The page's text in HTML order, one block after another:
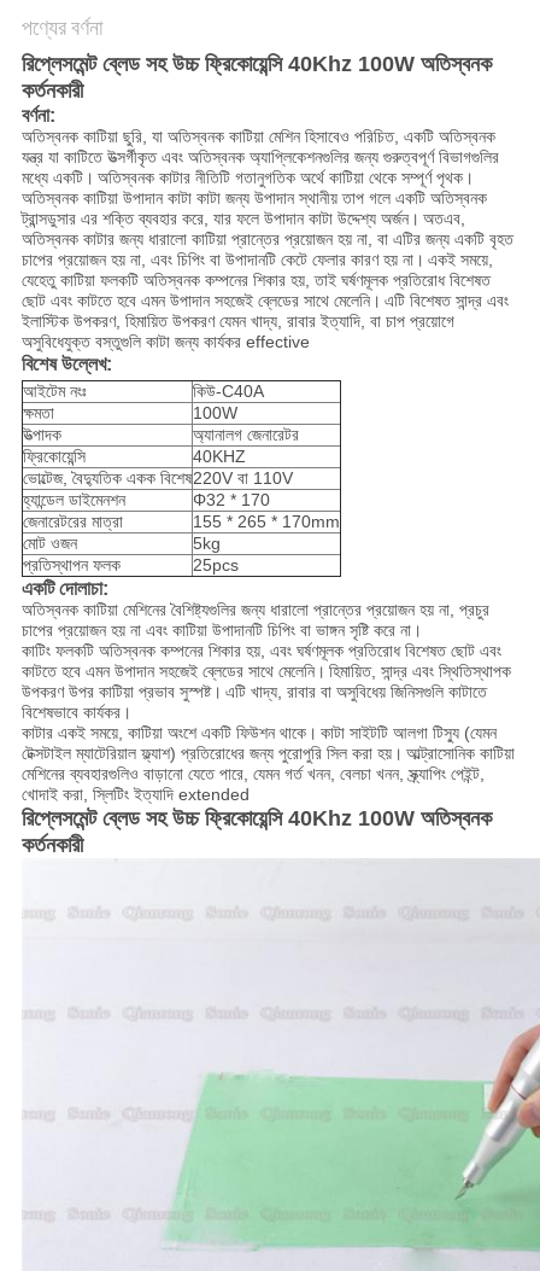
গোপনীয়তা
নীতি
পণ্যের বর্ণনা
রিপ্লেসমেন্ট ব্লেড সহ উচ্চ ফ্রিকোয়েন্সি 40Khz 100W অতিস্বনক
কর্তনকারী
বর্ণনা:
অতিস্বনক কাটিয়া ছুরি, যা অতিস্বনক কাটিয়া মেশিন হিসাবেও পরিচিত, একটি অতিস্বনক
যন্ত্র যা কাটিতে উত্সর্গীকৃত এবং অতিস্বনক অ্যাপ্লিকেশনগুলির জন্য গুরুত্বপূর্ণ বিভাগগুলির
মধ্যে একটি। অতিস্বনক কাটার নীতিটি গতানুগতিক অর্থে কাটিয়া থেকে সম্পূর্ণ পৃথক।
অতিস্বনক কাটিয়া উপাদান কাটা কাটা জন্য উপাদান স্থানীয় তাপ গলে একটি অতিস্বনক
ট্রান্সডুসার এর শক্তি ব্যবহার করে, যার ফলে উপাদান কাটা উদ্দেশ্য অর্জন। অতএব,
অতিস্বনক কাটার জন্য ধারালো কাটিয়া প্রান্তের প্রয়োজন হয় না, বা এটির জন্য একটি বৃহত
চাপের প্রয়োজন হয় না, এবং চিপিং বা উপাদানটি কেটে ফেলার কারণ হয় না। একই সময়ে,
যেহেতু কাটিয়া ফলকটি অতিস্বনক কম্পনের শিকার হয়, তাই ঘর্ষণমূলক প্রতিরোধ বিশেষত
ছোট এবং কাটতে হবে এমন উপাদান সহজেই ব্লেডের সাথে মেলেনি। এটি বিশেষত সান্দ্র এবং
ইলাস্টিক উপকরণ, হিমায়িত উপকরণ যেমন খাদ্য, রাবার ইত্যাদি, বা চাপ প্রয়োগে
অসুবিধেযুক্ত বস্তুগুলি কাটা জন্য কার্যকর effective
বিশেষ উল্লেখ:
আইটেম নংঃ
কিউ-C40A
ক্ষমতা
100W
উত্পাদক
অ্যানালগ জেনারেটর
ফ্রিকোয়েন্সি
40KHZ
ভোল্টেজ, বৈদ্যুতিক একক বিশেষ220V বা 110V
হ্যান্ডেল ডাইমেনশন
Φ32 * 170
জেনারেটরের মাত্রা
155 * 265 * 170mm
মোট ওজন
5kg
প্রতিস্থাপন ফলক
25pcs
একটি দোলাচা:
অতিস্বনক কাটিয়া মেশিনের বৈশিষ্ট্যগুলির জন্য ধারালো প্রান্তের প্রয়োজন হয় না, প্রচুর
চাপের প্রয়োজন হয় না এবং কাটিয়া উপাদানটি চিপিং বা ভাঙ্গন সৃষ্টি করে না।
কাটিং ফলকটি অতিস্বনক কম্পনের শিকার হয়, এবং ঘর্ষণমূলক প্রতিরোধ বিশেষত ছোট এবং
কাটতে হবে এমন উপাদান সহজেই ব্লেডের সাথে মেলেনি। হিমায়িত, সান্দ্র এবং স্থিতিস্থাপক
উপকরণ উপর কাটিয়া প্রভাব সুস্পষ্ট। এটি খাদ্য, রাবার বা অসুবিধেয় জিনিসগুলি কাটাতে
বিশেষভাবে কার্যকর।
কাটার একই সময়ে, কাটিয়া অংশে একটি ফিউশন থাকে। কাটা সাইটটি আলগা টিস্যু (যেমন
টেক্সটাইল ম্যাটেরিয়াল ফ্ল্যাশ) প্রতিরোধের জন্য পুরোপুরি সিল করা হয়। আল্ট্রাসোনিক কাটিয়া
মেশিনের ব্যবহারগুলিও বাড়ানো যেতে পারে, যেমন গর্ত খনন, বেলচা খনন, স্ক্র্যাপিং পেইন্ট,
খোদাই করা, স্লিটিং ইত্যাদি extended
রিপ্লেসমেন্ট ব্লেড সহ উচ্চ ফ্রিকোয়েন্সি 40Khz 100W অতিস্বনক
কর্তনকারী